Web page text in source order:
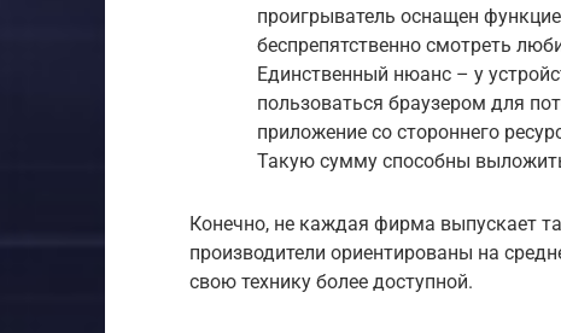
проигрыватель оснащен
беспрепятственно смотреть
Единственный нюанс – у
пользоваться браузером для
приложение со стороннего
Такую сумму способны
Конечно, не каждая фирма выпускает
производители ориентированы на
свою технику более доступной.